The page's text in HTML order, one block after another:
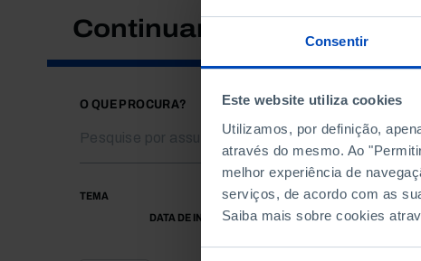
Consentir
Este website utiliza cookies
Utilizamos, por definição,
através do mesmo. Ao
melhor experiência de
serviços, de acordo com as
Saiba mais sobre cookies
Continuar a pesquisar
O QUE PROCURA?
TEMA
DATA DE INÍCIO